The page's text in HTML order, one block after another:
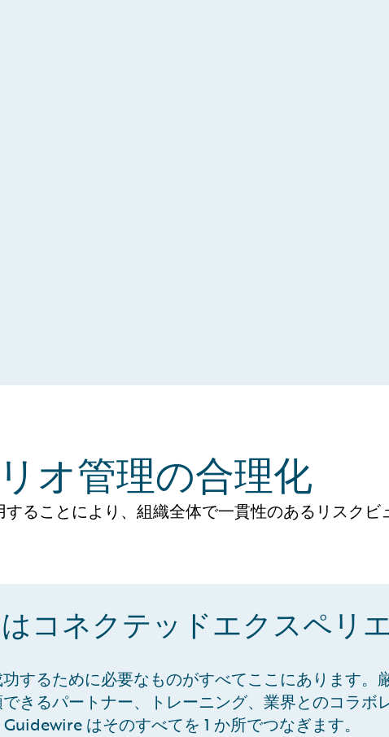
オ管理の合理化
ることにより、組織全体で一貫性のあるリスクビ
コネクテッドエクスペリ
するために必要なものがすべてここにあります。
きるパートナー、トレーニング、業界とのコラボ
Guidewire はそのすべてを 1 か所でつなぎます。